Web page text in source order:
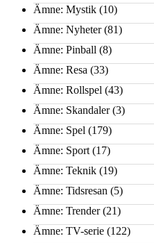
Ämne: Mystik (10)
Ämne: Nyheter(81)
Ämne: Pinball (8)
Ämne: Resa (33)
Ämne: Rollspel (43)
Ämne: Skandaler(3)
Ämne: Spel (179)
Ämne: Sport (17)
Ämne: Teknik (19)
Ämne: Tidsresan (5)
Ämne: Trender(21)
Ämne: TV-serie (122)